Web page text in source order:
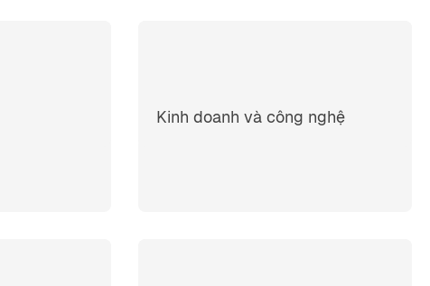
Kinh doanh và công nghệ